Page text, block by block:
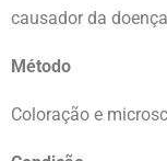
causador da
Método
Coloração e